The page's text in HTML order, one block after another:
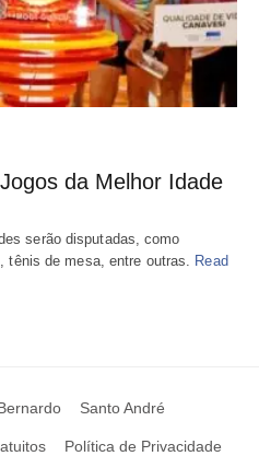
da Melhor Idade
serão disputadas, como
de mesa, entre outras.
Read
Santo André
Política de Privacidade